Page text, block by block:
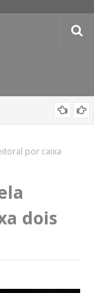
por caixa
dois